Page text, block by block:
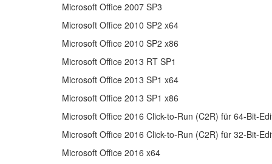
Microsoft Office 2007 SP3
Microsoft Office 2010 SP2 x64
Microsoft Office 2010 SP2 x86
Microsoft Office 2013 RT SP1
Microsoft Office 2013 SP1 x64
Microsoft Office 2013 SP1 x86
Microsoft Office 2016 Click-to-Run (C2R) für 64-Bit-
Microsoft Office 2016 Click-to-Run (C2R) für 32-Bit-
Microsoft Office 2016 x64